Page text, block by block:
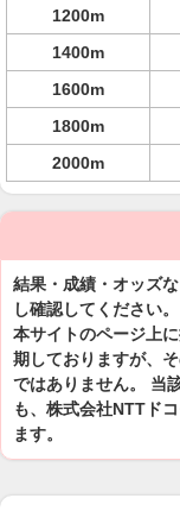
1200m
1400m
1600m
1800m
2000m
結果・成績・オッズ
し確認してください。
本サイトのページ上
期しておりますが、
ではありません。 当
も、株式会社NTTド
ます。